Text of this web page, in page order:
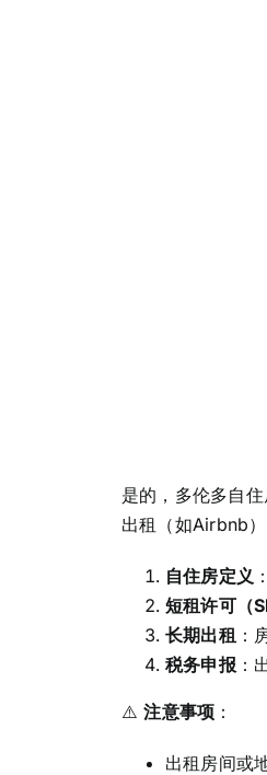
是的，多伦多自
出租（如Airbnb
自住房定义
短租许可（
长期出租：
税务申报：
⚠️注意事项 ：
出租房间或